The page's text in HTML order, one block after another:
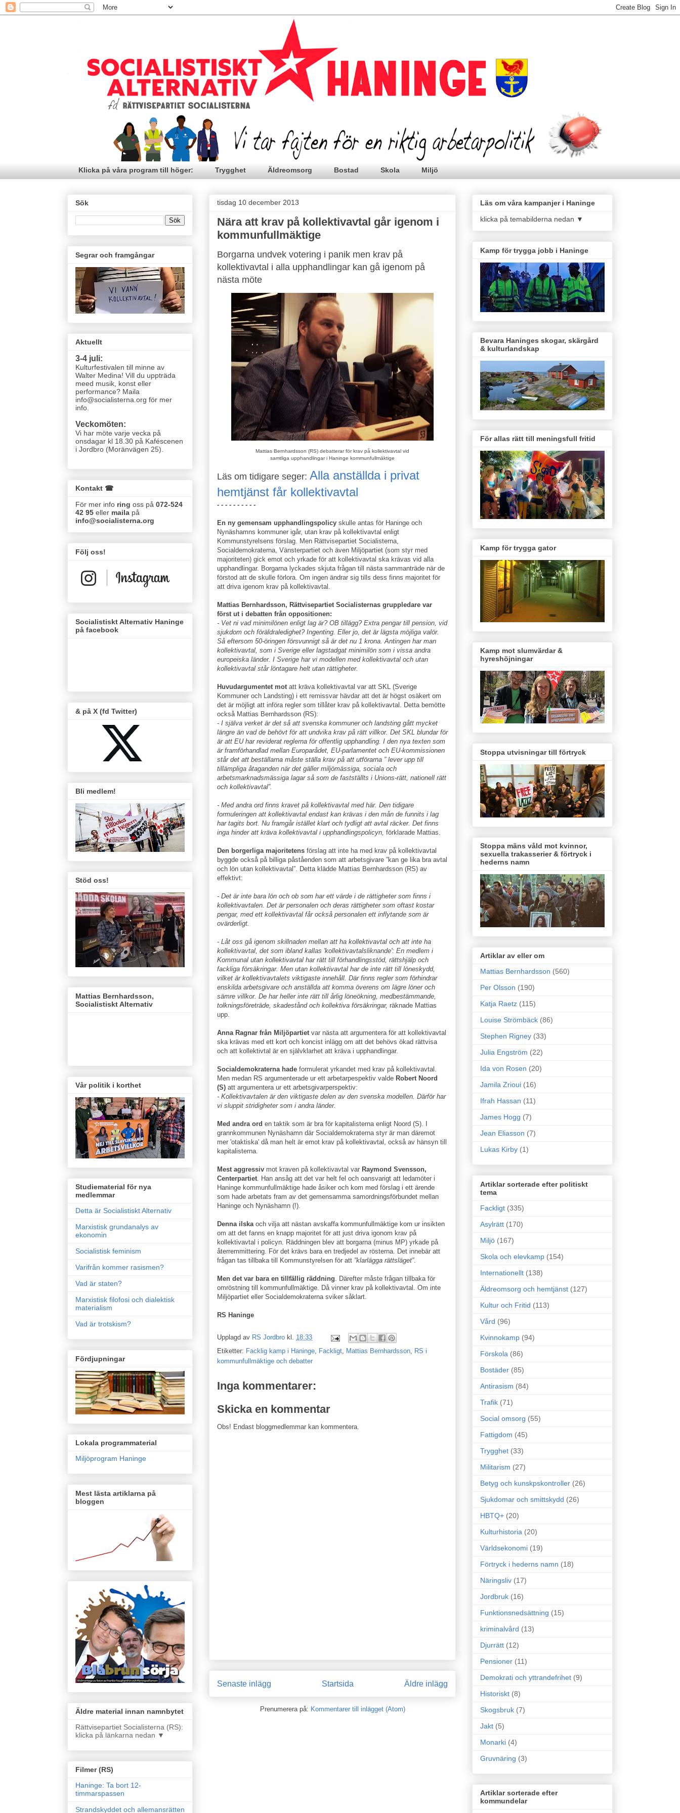
Klicka på våra program till höger: Trygghet Äldreomsorg Bostad Skola Miljö
tisdag 10 december 2013
Nära att krav på kollektivavtal går igenom i
kommunfullmäktige
Borgarna undvek votering i panik men krav på
kollektivavtal i alla upphandlingar kan gå igenom på
nästa möte
Mattias Bernhardsson (RS) debatterar för krav på kollektivavtal vid
samtliga upphandlingar i Haninge kommunfullmäktige
Läs om tidigare seger: Alla anställda i privat
hemtjänst får kollektivavtal
- - - - - - - - - -
En ny gemensam upphandlingspolicy skulle antas för Haninge och
Nynäshamns kommuner igår, utan krav på kollektivavtal enligt
Kommunstyrelsens förslag. Men Rättvisepartiet Socialisterna,
Socialdemokraterna, Vänsterpartiet och även Miljöpartiet (som styr med
majoriteten) gick emot och yrkade för att kollektivavtal ska krävas vid alla
upphandlingar. Borgarna lyckades skjuta frågan till nästa sammanträde när de
förstod att de skulle förlora. Om ingen ändrar sig tills dess finns majoritet för
att driva igenom krav på kollektivavtal.
Mattias Bernhardsson, Rättvisepartiet Socialisternas gruppledare var
först ut i debatten från oppositionen:
- Vet ni vad minimilönen enligt lag är? OB tillägg? Extra pengar till pension, vid
sjukdom och föräldraledighet? Ingenting. Eller jo, det är lägsta möjliga valör.
Så eftersom 50-öringen försvunnigt så är det nu 1 krona. Antingen har man
kollektivavtal, som i Sverige eller lagstadgat minimilön som i vissa andra
europeiska länder. I Sverige har vi modellen med kollektivavtal och utan
kollektivavtal står löntagare helt utan rättigheter.
Huvudargumentet mot att kräva kollektivavtal var att SKL (Sverige
Kommuner och Landsting) i ett remissvar hävdar att det är högst osäkert om
det är möjligt att införa regler som tillåter krav på kollektivavtal. Detta bemötte
också Mattias Bernhardsson (RS):
- I själva verket är det så att svenska kommuner och landsting gått mycket
längre än vad de behövt för att undvika krav på rätt villkor. Det SKL blundar för
är att EU har reviderat reglerna för offentlig upphandling. I den nya texten som
är framförhandlad mellan Europarådet, EU-parlamentet och EU-kommissionen
står det att beställarna måste ställa krav på att utförarna ” lever upp till
tillämpliga åtaganden när det gäller miljömässiga, sociala och
arbetsmarknadsmässiga lagar så som de fastställts i Unions-rätt, nationell rätt
och kollektivavtal”.
- Med andra ord finns kravet på kollektivavtal med här. Den tidigare
formuleringen att kollektivavtal endast kan krävas i den mån de funnits i lag
har tagits bort. Nu framgår istället klart och tydligt att avtal räcker. Det finns
inga hinder att kräva kollektivavtal i upphandlingspolicyn, förklarade Mattias.
Den borgerliga majoritetens förslag att inte ha med krav på kollektivavtal
byggde också på billiga påståenden som att arbetsgivare ”kan ge lika bra avtal
och lön utan kollektivavtal”. Detta klädde Mattias Bernhardsson (RS) av
effektivt:
- Det är inte bara lön och ob som har ett värde i de rättigheter som finns i
kollektivavtalen. Det är personalen och deras rättigheter som oftast kostar
pengar, med ett kollektivavtal får också personalen ett inflytande som är
ovärderligt.
- Låt oss gå igenom skillnaden mellan att ha kollektivavtal och att inte ha
kollektivavtal, det som ibland kallas 'kollektivavtalsliknande': En medlem i
Kommunal utan kollektivavtal har rätt till förhandlingsstöd, rättshjälp och
fackliga försäkringar. Men utan kollektivavtal har de inte rätt till löneskydd,
vilket är kollektivavtalets viktigaste innehåll. Där finns regler som förhindrar
enskilda arbetsgivare och anställda att komma överens om lägre löner och
sämre villkor. De har heller inte rätt till årlig löneökning, medbestämmande,
tolkningsföreträde, skadestånd och kollektiva försäkringar, räknade Mattias
upp.
Anna Ragnar från Miljöpartiet var nästa att argumentera för att kollektivavtal
ska krävas med ett kort och koncist inlägg om att det behövs ökad rättvisa
och att kollektivtal är en självklarhet att kräva i upphandlingar.
Socialdemokraterna hade formulerat yrkandet med krav på kollektivavtal.
Men medan RS argumenterade ur ett arbetarpespektiv valde Robert Noord
(S) att argumentera ur ett arbetsgivarperspektiv:
- Kollektivavtalen är den viktigaste delen av den svenska modellen. Därför har
vi sluppit stridigheter som i andra länder.
Med andra ord en taktik som är bra för kapitalisterna enligt Noord (S). I
grannkommunen Nynäshamn där Socialdemokraterna styr är man däremot
mer 'otaktiska' då man helt är emot krav på kollektivavtal, också av hänsyn till
kapitalisterna.
Mest aggressiv mot kraven på kollektivavtal var Raymond Svensson,
Centerpartiet. Han ansåg att det var helt fel och oansvarigt att ledamöter i
Haninge kommunfullmäktige hade åsiker och kom med förslag i ett ärende
som hade arbetats fram av det gemensamma samordningsförbundet mellan
Haninge och Nynäshamn (!).
Denna ilska och vilja att nästan avskaffa kommunfullmäktige kom ur insikten
om att det fanns en knapp majoritet för att just driva igonom krav på
kollektivavtal i policyn. Räddningen blev att borgarna (minus MP) yrkade på
återremmittering. För det krävs bara en tredjedel av rösterna. Det innebär att
frågan tas tillbaka till Kommunstyrelsen för att ”klarlägga rättsläget”.
Men det var bara en tillfällig räddning. Därefter måste frågan tillbaka för
omröstning till kommunfullmäktige. Då vinner krav på kollektivavtal. Om inte
Miljöpartiet eller Socialdemokraterna sviker såklart.
RS Haninge
Upplagd av RS Jordbro kl. 18:33
Etiketter: Facklig kamp i Haninge, Fackligt, Mattias Bernhardsson, RS i
kommunfullmäktige och debatter
Inga kommentarer:
Skicka en kommentar
Obs! Endast bloggmedlemmar kan kommentera.
Senaste inlägg Äldre inlägg
Startsida
Prenumerera på: Kommentarer till inlägget (Atom)
Sök
Segrar och framgångar
Aktuellt
3-4 juli:
Kulturfestivalen till minne av
Walter Medina! Vill du uppträda
meed musik, konst eller
performance? Maila
info@socialisterna.org för mer
info.
Veckomöten:
Vi har möte varje vecka på
onsdagar kl 18.30 på Kaféscenen
i Jordbro (Moränvägen 25)
Kontakt ☎
För mer info ring oss på 072-524
42 95 eller maila på
info@socialisterna.org
Följ oss!
Socialistiskt Alternativ Haninge
på facebook
& på X (fd Twitter)
Bli medlem!
Stöd oss!
Mattias Bernhardsson,
Socialistiskt Alternativ
Vår politik i korthet
Studiematerial för nya
medlemmar
Detta är Socialistiskt Alternativ
Marxistisk grundanalys av
ekonomin
Socialistisk feminism
Varifrån kommer rasismen?
Vad är staten?
Marxistisk filofosi och dialektisk
materialism
Vad är trotskism?
Fördjupningar
Lokala programmaterial
Miljöprogram Haninge
Mest lästa artiklarna på
bloggen
Äldre material innan namnbytet
Rättvisepartiet Socialisterna (RS):
klicka på länkarna nedan ▼
Filmer (RS)
Haninge: Ta bort 12-
timmarspassen
Strandskyddet och allemansrätten
Läs om våra kampanjer i Haninge
klicka på temabilderna nedan ▼
Kamp för trygga jobb i Haninge
Bevara Haninges skogar, skärgård
& kulturlandskap
För allas rätt till meningsfull fritid
Kamp för trygga gator
Kamp mot slumvärdar &
hyreshöjningar
Stoppa utvisningar till förtryck
Stoppa mäns våld mot kvinnor,
sexuella trakasserier & förtryck i
hederns namn
Artiklar av eller om
Mattias Bernhardsson (560)
Per Olsson (190)
Katja Raetz (115)
Louise Strömbäck (86)
Stephen Rigney (33)
Julia Engström (22)
Ida von Rosen (20)
Jamila Zrioui (16)
Ifrah Hassan (11)
James Hogg (7)
Jean Eliasson (7)
Lukas Kirby (1)
Artiklar sorterade efter politiskt
tema
Fackligt (335)
Asylrätt (170)
Miljö (167)
Skola och elevkamp (154)
Internationellt (138)
Äldreomsorg och hemtjänst (127)
Kultur och Fritid (113)
Vård (96)
Kvinnokamp (94)
Förskola (86)
Bostäder (85)
Antirasism (84)
Trafik (71)
Social omsorg (55)
Fattigdom (45)
Trygghet (33)
Militarism (27)
Betyg och kunskpskontroller (26)
Sjukdomar och smittskydd (26)
HBTQ+ (20)
Kulturhistoria (20)
Världsekonomi (19)
Förtryck i hederns namn (18)
Näringsliv (17)
Jordbruk (16)
Funktionsnedsättning (15)
kriminalvård (13)
Djurrätt (12)
Pensioner (11)
Demokrati och yttrandefrihet (9)
Historiskt (8)
Skogsbruk (7)
Jakt (5)
Monarki (4)
Gruvnäring (3)
Artiklar sorterade efter
kommundelar